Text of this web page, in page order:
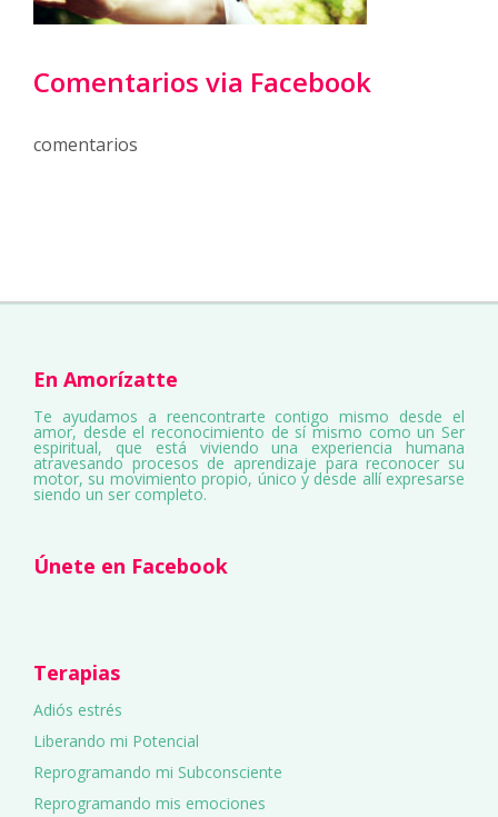
Comentarios via Facebook
comentarios
En Amorízatte
Te ayudamos a reencontrarte contigo mismo desde el
amor, desde el reconocimiento de sí mismo como un Ser
espiritual, que está viviendo una experiencia humana
atravesando procesos de aprendizaje para reconocer su
motor, su movimiento propio, único y desde allí expresarse
siendo un ser completo.
Únete en Facebook
Terapias
Adiós estrés
Liberando mi Potencial
Reprogramando mi Subconsciente
Reprogramando mis emociones